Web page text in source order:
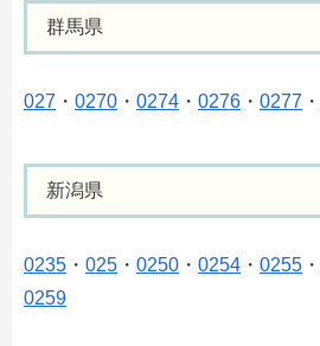
群馬県
027 ・ 0270 ・ 0274 ・ 0276 ・ 0277 ・
新潟県
0235 ・ 025 ・ 0250 ・ 0254 ・ 0255 ・
0259